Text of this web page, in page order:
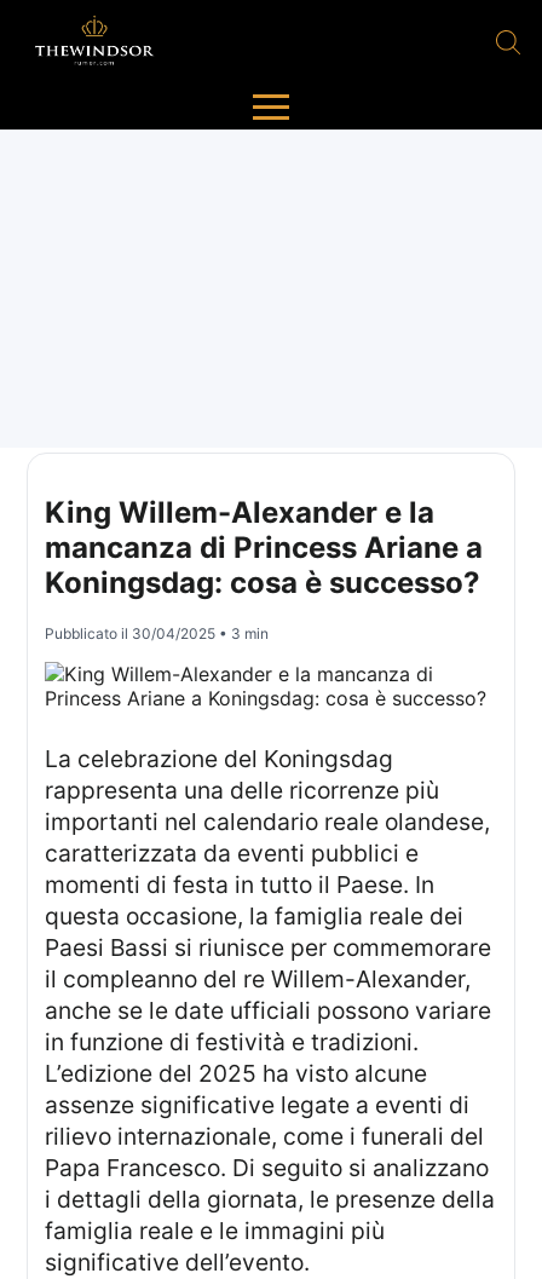
King Willem-Alexander e la
mancanza di Princess Ariane a
Koningsdag: cosa è successo?
Pubblicato il 30/04/2025 • 3 min
La celebrazione del Koningsdag
rappresenta una delle ricorrenze più
importanti nel calendario reale olandese,
caratterizzata da eventi pubblici e
momenti di festa in tutto il Paese. In
questa occasione, la famiglia reale dei
Paesi Bassi si riunisce per commemorare
il compleanno del re Willem-Alexander,
anche se le date ufficiali possono variare
in funzione di festività e tradizioni.
L’edizione del 2025 ha visto alcune
assenze significative legate a eventi di
rilievo internazionale, come i funerali del
Papa Francesco. Di seguito si analizzano
i dettagli della giornata, le presenze della
famiglia reale e le immagini più
significative dell’evento.